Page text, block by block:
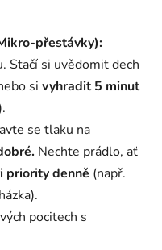
přestávky):
Stačí si uvědomit dech
si vyhradit 5 minut
se tlaku na
Nechte prádlo, ať
priority denně (např.
pocitech s